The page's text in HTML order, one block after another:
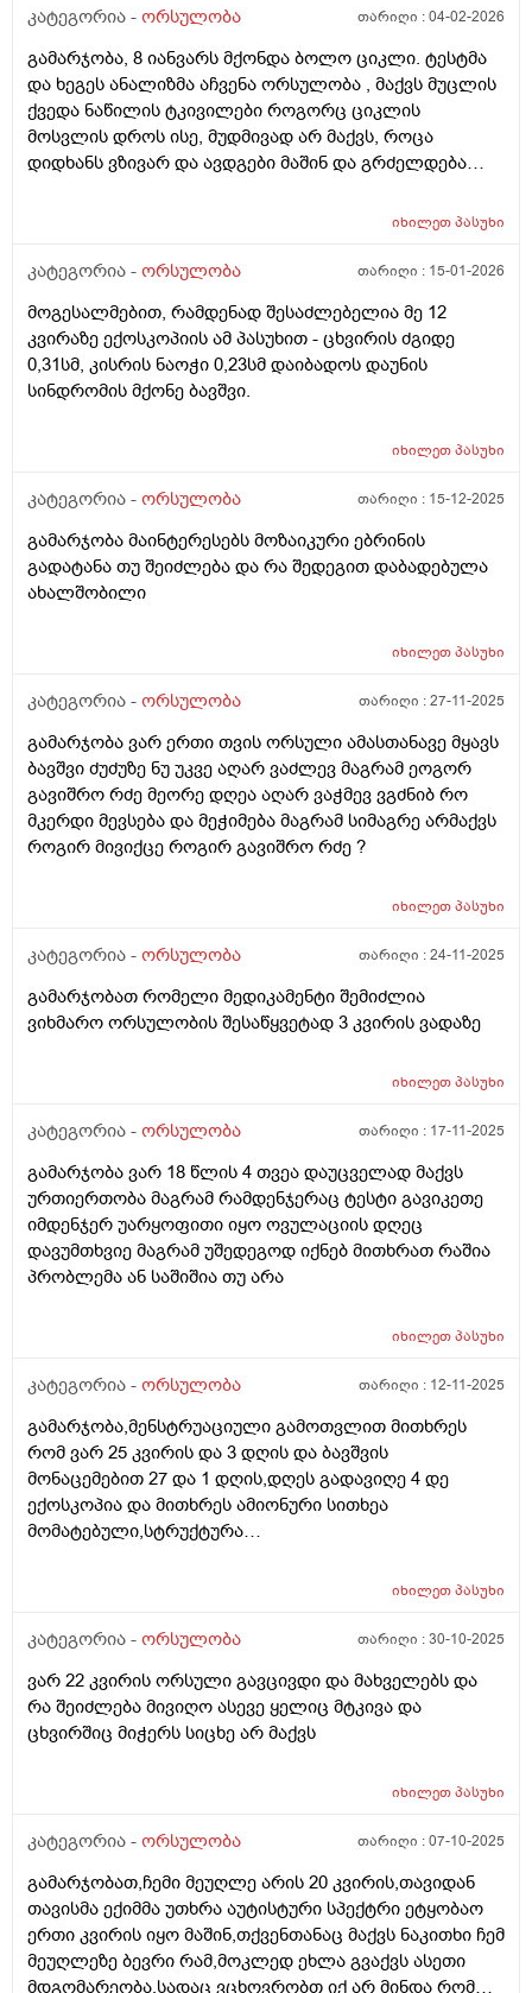
მირჩიოთ ჯერ გენეტიკოსის კონსულტაცია მჭირდება
კატეგორია - ორსულობა თარიღი :04-02-2026
გამარჯობა, 8 იანვარს მქონდა ბოლო ციკლი. ტესტმა
და ხეგეს ანალიზმა აჩვენა ორსულობა , მაქვს მუცლის
ქვედა ნაწილის ტკივილები როგორც ციკლის
მოსვლის დროს ისე, მუდმივად არ მაქვს, როცა
დიდხანს ვზივარ და ავდგები მაშინ და გრძელდება
რომ ვწევარ მაშინ მტკივა იგივე ხანგრძლივობიფ
რაც ასე ვარ.
იხილეთპასუხი
კატეგორია - ორსულობა თარიღი : 15-01-2026
მოგესალმებით, რამდენად შესაძლებელია მე 12
კვირაზე ექოსკოპიის ამ პასუხით - ცხვირის ძგიდე
0,31სმ, კისრის ნაოჭი 0,23სმ დაიბადოს დაუნის
სინდრომის მქონე ბავშვი.
იხილეთპასუხი
კატეგორია - ორსულობა თარიღი : 15-12-2025
გამარჯობა მაინტერესებს მოზაიკური ებრინის
გადატანა თუ შეიძლება და რა შედეგით დაბადებულა
ახალშობილი
იხილეთპასუხი
კატეგორია - ორსულობა თარიღი :27-11-2025
გამარჯობა ვარ ერთი თვის ორსული ამასთანავე მყავს
ბავშვი ძუძუზე ნუ უკვე აღარ ვაძლევ მაგრამ ეოგორ
გავიშრო რძე მეორე დღეა აღარ ვაჭმევ ვგძნიბ რო
მკერდი მევსება და მეჭიმება მაგრამ სიმაგრე არმაქვს
როგირ მივიქცე როგირ გავიშრო რძე ?
იხილეთპასუხი
კატეგორია - ორსულობა თარიღი :24-11-2025
გამარჯობათ რომელი მედიკამენტი შემიძლია
ვიხმარო ორსულობის შესაწყვეტად 3 კვირის ვადაზე
იხილეთპასუხი
კატეგორია - ორსულობა თარიღი : 17-11-2025
გამარჯობა ვარ 18 წლის 4 თვეა დაუცველად მაქვს
ურთიერთობა მაგრამ რამდენჯერაც ტესტი გავიკეთე
იმდენჯერ უარყოფითი იყო ოვულაციის დღეც
დავუმთხვიე მაგრამ უშედეგოდ იქნებ მითხრათ რაშია
პრობლემა ან საშიშია თუ არა
იხილეთპასუხი
კატეგორია - ორსულობა თარიღი : 12-11-2025
გამარჯობა,მენსტრუაციული გამოთვლით მითხრეს
რომ ვარ 25 კვირის და 3 დღის და ბავშვის
მონაცემებით 27 და 1 დღის,დღეს გადავიღე 4 დე
ექოსკოპია და მითხრეს ამიონური სითხეა
მომატებული,სტრუქტურა
ნაადრევი მშობიარობის,მაქვს ამ ბოლოს წელის
და ხაჭოსებრი გამონადენი,ნაცხის ანალიზმა კანდიდა
იხილეთპასუხი
კატეგორია - ორსულობა თარიღი :30-10-2025
ვარ 22 კვირის ორსული გავცივდი და მახველებს და
რა შეიძლება მივიღო ასევე ყელიც მტკივა და
ცხვირშიც მიჭერს სიცხე არ მაქვს
იხილეთპასუხი
კატეგორია - ორსულობა თარიღი :07-10-2025
გამარჯობათ,ჩემი მეუღლე არის 20 კვირის,თავიდან
თავისმა ექიმმა უთხრა აუტისტური სპექტრი ეტყობაო
ერთი კვირის იყო მაშინ,თქვენთანაც მაქვს ნაკითხი ჩემ
მეუღლეზე ბევრი რამ,მოკლედ ეხლა გვაქვს ასეთი
მდგომარეობა,სადაც ვცხოვრობთ იქ არ მინდა რომ